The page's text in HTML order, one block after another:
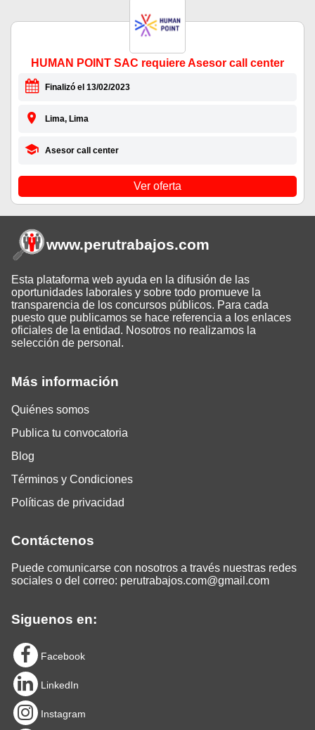
HUMAN POINT SAC requiere Asesor call center
Finalizó el 13/02/2023
Lima, Lima
Asesor call center
Ver oferta
Más información
Quiénes somos
Publica tu convocatoria
Blog
Términos y Condiciones
Políticas de privacidad
Contáctenos
Puede comunicarse con nosotros a través nuestras redes
sociales o del correo: perutrabajos.com@gmail.com
Siguenos en:
Facebook
LinkedIn
Instagram
www.perutrabajos.com
Esta plataforma web ayuda en la difusión de las
oportunidades laborales y sobre todo promueve la
transparencia de los concursos públicos. Para cada
puesto que publicamos se hace referencia a los enlaces
oficiales de la entidad. Nosotros no realizamos la
selección de personal.